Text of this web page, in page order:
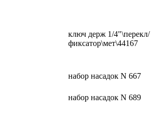
ключ держ 1/4"\перекл/
фиксатор\мет\44167
набор насадок N 667
набор насадок N 689